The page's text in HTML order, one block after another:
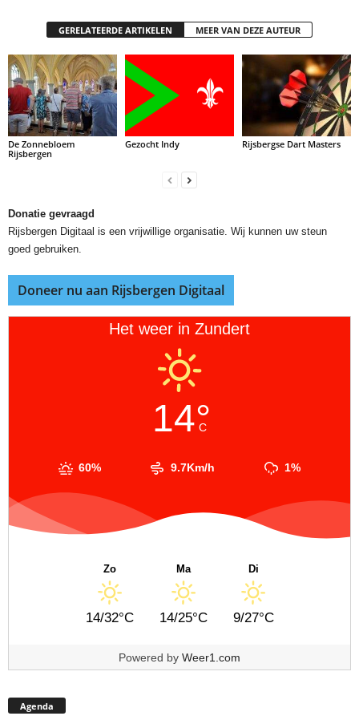
GERELATEERDE ARTIKELEN MEER VAN DEZE AUTEUR
De Zonnebloem
Rijsbergen
Gezocht Indy Rijsbergse Dart Masters
Donatie gevraagd
Rijsbergen Digitaal is een vrijwillige organisatie. Wij kunnen uw steun
goed gebruiken.
Doneer nu aan Rijsbergen Digitaal
Het weer in Zundert
14°
C
60% 9.7Km/h 1%
Zo
14/32°C
Ma
14/25°C
Di
9/27°C
Powered by Weer1.com
Agenda